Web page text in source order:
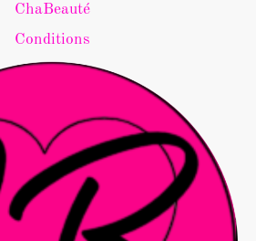
ChaBeauté
Conditions